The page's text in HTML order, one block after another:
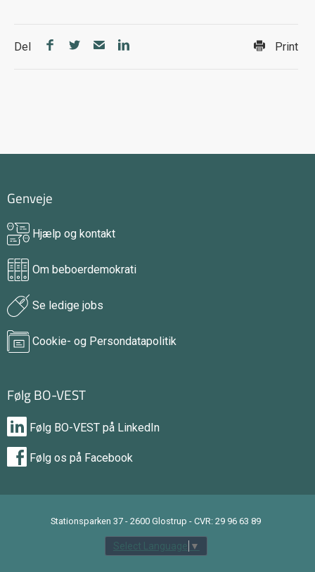
Del Print
Genveje
Hjælp og kontakt
Om beboerdemokrati
Se ledige jobs
Cookie- og Persondatapolitik
Følg BO-VEST
Følg BO-VEST på LinkedIn
Følg os på Facebook
Stationsparken 37 - 2600 Glostrup - CVR: 29 96 63 89
Select Language ▼